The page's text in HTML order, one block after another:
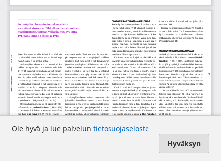
Ole hyvä ja lue palvelun tietosuojaseloste
Hyväksyn